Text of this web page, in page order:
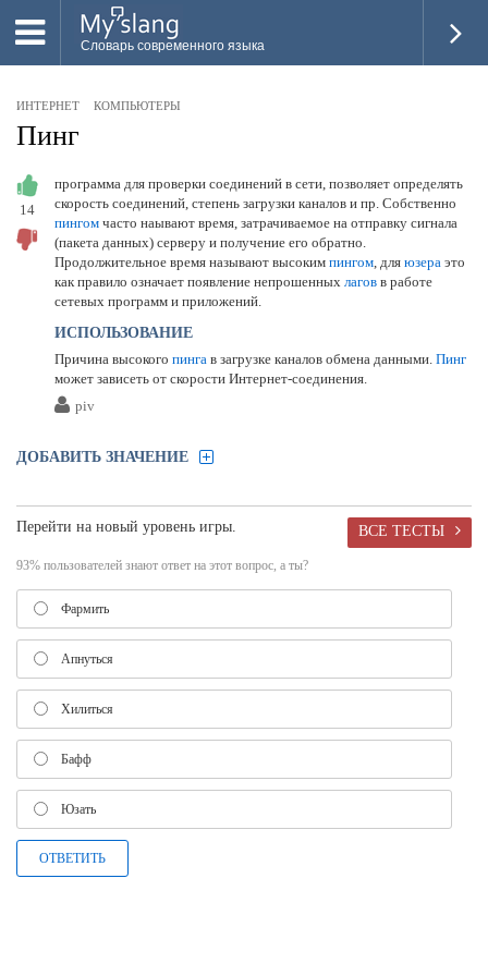
Словарь современного языка
НОВОЕ
ПОПУЛЯРНОЕ
ПРОВЕРИТЬ ЗНАНИЯ
ДОБАВИТЬ СЛОВО
ПРОСВЕТИТЕЛИ
ВОЙТИ
ИНТЕРНЕТ КОМПЬЮТЕРЫ
Пинг
14
программа для проверки соединений в сети, позволяет определять
скорость соединений, степень загрузки каналов и пр. Собственно
пингом часто наывают время, затрачиваемое на отправку сигнала
(пакета данных) серверу и получение его обратно.
Продолжительное время называют высоким пингом, для юзера это
как правило означает появление непрошенных лагов в работе
сетевых программ и приложений.
ИСПОЛЬЗОВАНИЕ
Причина высокого пинга в загрузке каналов обмена данными. Пинг
может зависеть от скорости Интернет-соединения.
piv
ДОБАВИТЬ ЗНАЧЕНИЕ
ВСЕ ТЕСТЫ
Перейти на новый уровень игры.
93% пользователей знают ответ на этот вопрос, а ты?
Фармить
Апнуться
Хилиться
Бафф
Юзать